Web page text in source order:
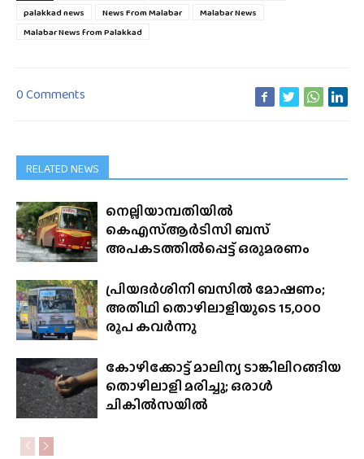
palakkad news
News From Malabar
Malabar News
Malabar News from Palakkad
0 Comments
RELATED NEWS
നെല്ലിയാമ്പതിയിൽ
കെഎസ്ആർടിസി ബസ്
അപകടത്തിൽപ്പെട്ട് ഒരുമരണം
പ്രിയദർശിനി ബസിൽ മോഷണം;
അതിഥി തൊഴിലാളിയുടെ 15,000
രൂപ കവർന്നു
കോഴിക്കോട്ട് മാലിന്യ ടാങ്കിലിറങ്ങിയ
തൊഴിലാളി മരിച്ചു; ഒരാൾ
ചികിൽസയിൽ